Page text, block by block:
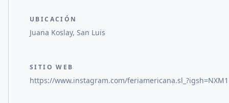
UBICACIÓN
Juana Koslay, San Luis
SITIO WEB
https://www.instagram.com/